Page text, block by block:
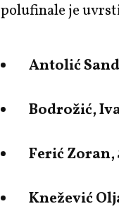
polufinale je
Antolić
Bodrožić,
Ferić Zoran,
Knežević